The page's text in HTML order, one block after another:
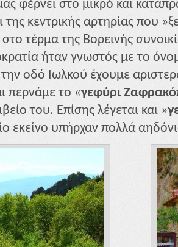
φέρνει στο μικρό και
της κεντρικής αρτηρίας που
τέρμα της Βορεινής
ήταν γνωστός με το
οδό Ιωλκού έχουμε
περνάμε το «γεφύρι
του. Επίσης λέγεται και »
εκείνο υπήρχαν πολλά